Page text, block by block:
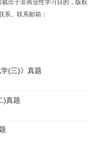
出于非商业性学习目的，版权
系。联系邮箱：
(三)》真题
)真题